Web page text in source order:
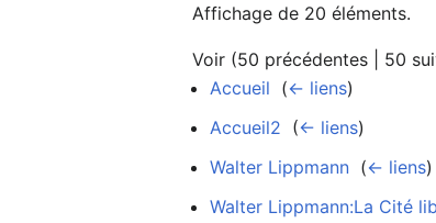
Affichage de 20 éléments.
Voir (50 précédentes 50
Accueil (← liens)
Accueil2 (← liens)
Walter Lippmann (← liens)
Walter Lippmann:La Cité